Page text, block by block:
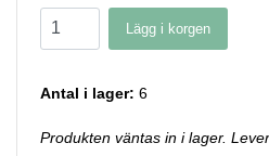
Lägg i korgen
Antal i lager: 6
Produkten väntas in i lager.